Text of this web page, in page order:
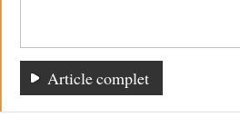
Article complet